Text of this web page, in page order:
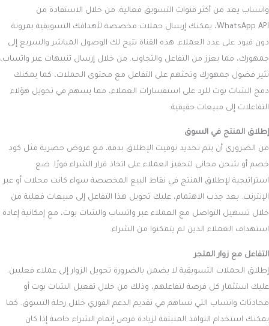
واتساب يعد من أكثر قنوات التسويق فعالية. من خلال الاستفادة من
WhatsApp API، يمكنك إرسال حملات مخصصة لأهدافك التسويقية بمرونة
دون قيود على عدد العملاء. هذه القناة تتيح لك الوصول المباشر والسريع إلى
جمهورك، مما يعزز من التفاعل والتجاوب. من خلال إرسال تنبيهات عبر واتساب،
تثير فضول جمهورك وتحثهم على التفاعل مع محتوى الحملات، كما يمكنك
دمج الشات بوت للرد على استفسارات العملاء، مما يسهم في تحويل هؤلاء
التفاعلات إلى مبيعات حقيقية.
إطلاق المنتج في السوق
من الضروري أن يتم تحديد توقيت الإطلاق بدقة، مع عروض حصرية مثل كود
خصم أو شحن مجاني لتحفيز العملاء على اتخاذ قرار الشراء فورًا. ضع
استراتيجية لإطلاق المنتج في نقاط البيع المخصصة سواء كانت محلات أو عبر
الإنترنت. بعد جذب الاهتمام، عليك تحويل هذا التفاعل إلى مبيعات فعلية من
خلال تسهيل التواصل مع العملاء عبر واتساب والشات بوت، مع إمكانية إعادة
استهداف العملاء الذين لم يتمكنوا من الشراء.
التفاعل مع زوار المتجر
إطلاق الحملات التسويقية لا يضمن بالضرورة تحويل الزوار إلى عملاء فعليين.
عليك استثمار كل فرصة لتفاعلهم، وذلك من خلال تفعيل الشات بوت أو
محادثات واتساب التي تساهم في تقديم الدعم الفوري خلال رحلة التسوق. كما
يمكنك استخدام النوافذ المنبثقة لزيادة فرص إتمام الشراء خاصة إذا كان